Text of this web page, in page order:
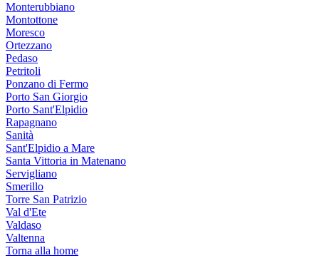
Monterubbiano
Montottone
Moresco
Ortezzano
Pedaso
Petritoli
Ponzano di Fermo
Porto San Giorgio
Porto Sant'Elpidio
Rapagnano
Sanità
Sant'Elpidio a Mare
Santa Vittoria in Matenano
Servigliano
Smerillo
Torre San Patrizio
Val d'Ete
Valdaso
Valtenna
Torna alla home